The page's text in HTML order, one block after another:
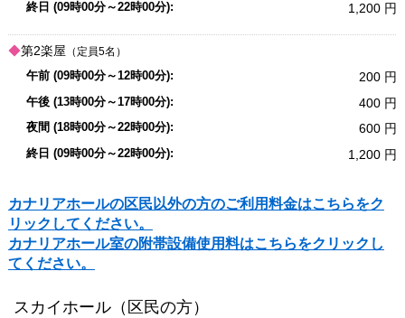
1,200
第2楽屋 （定員5名）
200
400
600
1,200
カナリアホールの区民以外の方のご利用料金はこちらをク
リックしてください。
カナリアホール室の附帯設備使用料はこちらをクリックし
てください。
スカイホール（区民の方）